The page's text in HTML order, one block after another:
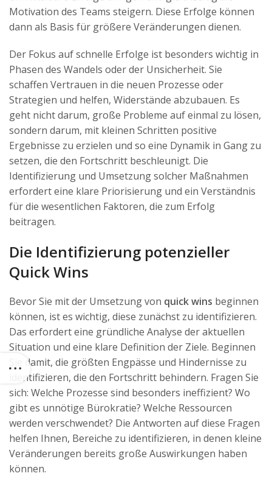
Motivation des Teams steigern. Diese Erfolge können
dann als Basis für größere Veränderungen dienen.
Der Fokus auf schnelle Erfolge ist besonders wichtig in
Phasen des Wandels oder der Unsicherheit. Sie
schaffen Vertrauen in die neuen Prozesse oder
Strategien und helfen, Widerstände abzubauen. Es
geht nicht darum, große Probleme auf einmal zu lösen,
sondern darum, mit kleinen Schritten positive
Ergebnisse zu erzielen und so eine Dynamik in Gang zu
setzen, die den Fortschritt beschleunigt. Die
Identifizierung und Umsetzung solcher Maßnahmen
erfordert eine klare Priorisierung und ein Verständnis
für die wesentlichen Faktoren, die zum Erfolg
beitragen.
Die Identifizierung potenzieller
Quick Wins
Bevor Sie mit der Umsetzung von quick wins beginnen
können, ist es wichtig, diese zunächst zu identifizieren.
Das erfordert eine gründliche Analyse der aktuellen
Situation und eine klare Definition der Ziele. Beginnen
Sie damit, die größten Engpässe und Hindernisse zu
identifizieren, die den Fortschritt behindern. Fragen Sie
sich: Welche Prozesse sind besonders ineffizient? Wo
gibt es unnötige Bürokratie? Welche Ressourcen
werden verschwendet? Die Antworten auf diese Fragen
helfen Ihnen, Bereiche zu identifizieren, in denen kleine
Veränderungen bereits große Auswirkungen haben
können.